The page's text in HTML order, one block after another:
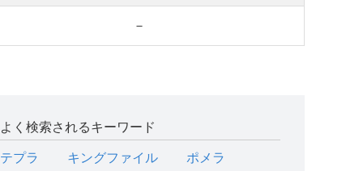
－
よく検索されるキーワード
テプラ キングファイル ポメラ